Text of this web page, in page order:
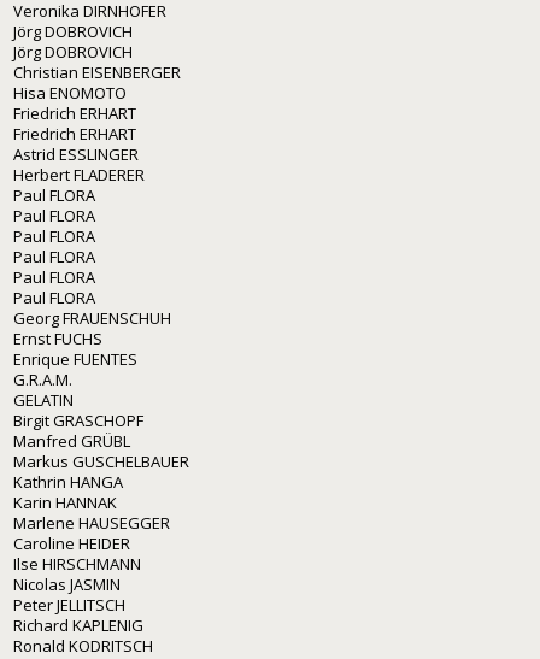
Veronika DIRNHOFER
Jörg DOBROVICH
Jörg DOBROVICH
Christian EISENBERGER
Hisa ENOMOTO
Friedrich ERHART
Friedrich ERHART
Astrid ESSLINGER
Herbert FLADERER
Paul FLORA
Paul FLORA
Paul FLORA
Paul FLORA
Paul FLORA
Paul FLORA
Georg FRAUENSCHUH
Ernst FUCHS
Enrique FUENTES
G.R.A.M.
GELATIN
Birgit GRASCHOPF
Manfred GRÜBL
Markus GUSCHELBAUER
Kathrin HANGA
Karin HANNAK
Marlene HAUSEGGER
Caroline HEIDER
Ilse HIRSCHMANN
Nicolas JASMIN
Peter JELLITSCH
Richard KAPLENIG
Ronald KODRITSCH